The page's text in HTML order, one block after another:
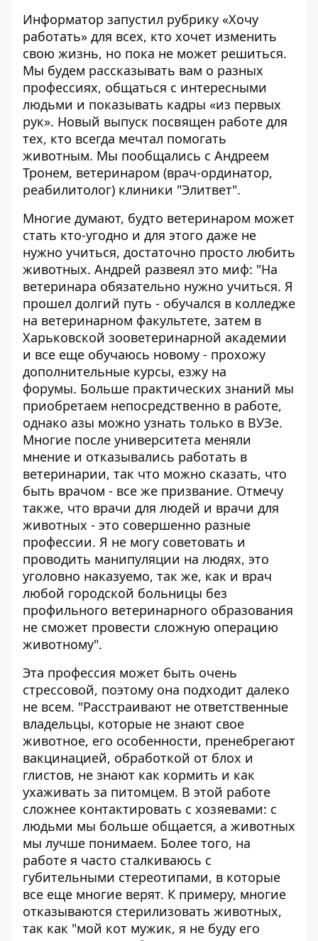
Информатор запустил рубрику «Хочу
работать» для всех, кто хочет изменить
свою жизнь, но пока не может решиться.
Мы будем рассказывать вам о разных
профессиях, общаться с интересными
людьми и показывать кадры «из первых
рук». Новый выпуск посвящен работе для
тех, кто всегда мечтал помогать
животным. Мы пообщались с Андреем
Тронем, ветеринаром (врач-ординатор,
реабилитолог) клиники "Элитвет".
Многие думают, будто ветеринаром может
стать кто-угодно и для этого даже не
нужно учиться, достаточно просто любить
животных. Андрей развеял это миф: "На
ветеринара обязательно нужно учиться. Я
прошел долгий путь - обучался в колледже
на ветеринарном факультете, затем в
Харьковской зооветеринарной академии
и все еще обучаюсь новому - прохожу
дополнительные курсы, езжу на
форумы. Больше практических знаний мы
приобретаем непосредственно в работе,
однако азы можно узнать только в ВУЗе.
Многие после университета меняли
мнение и отказывались работать в
ветеринарии, так что можно сказать, что
быть врачом - все же призвание. Отмечу
также, что врачи для людей и врачи для
животных - это совершенно разные
профессии. Я не могу советовать и
проводить манипуляции на людях, это
уголовно наказуемо, так же, как и врач
любой городской больницы без
профильного ветеринарного образования
не сможет провести сложную операцию
животному".
Эта профессия может быть очень
стрессовой, поэтому она подходит далеко
не всем. "Расстраивают не ответственные
владельцы, которые не знают свое
животное, его особенности, пренебрегают
вакцинацией, обработкой от блох и
глистов, не знают как кормить и как
ухаживать за питомцем. В этой работе
сложнее контактировать с хозяевами: с
людьми мы больше общается, а животных
мы лучше понимаем. Более того, на
работе я часто сталкиваюсь с
губительными стереотипами, в которые
все еще многие верят. К примеру, многие
отказываются стерилизовать животных,
так как "мой кот мужик, я не буду его